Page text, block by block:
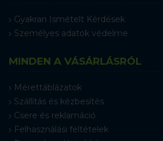
Gyakran Ismételt Kérdések
Személyes adatok védelme
MINDEN A VÁSÁRLÁSRÓL
Mérettáblázatok
Szállítás és kézbesítés
Csere és reklamáció
Felhasználási feltételek